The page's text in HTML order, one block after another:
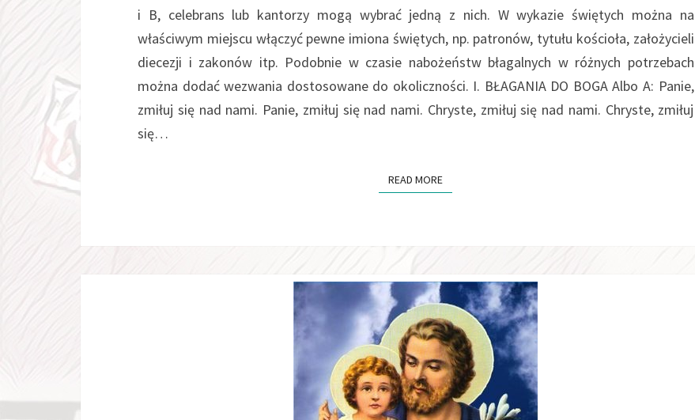
i B, celebrans lub kantorzy mogą wybrać jedną z nich. W wykazie świętych można na
właściwym miejscu włączyć pewne imiona świętych, np. patronów, tytułu kościoła, założycieli
diecezji i zakonów itp. Podobnie w czasie nabożeństw błagalnych w różnych potrzebach
można dodać wezwania dostosowane do okoliczności. I. BŁAGANIA DO BOGA Albo A: Panie,
zmiłuj się nad nami. Panie, zmiłuj się nad nami. Chryste, zmiłuj się nad nami. Chryste, zmiłuj
się…
READ MOREREAD MORE